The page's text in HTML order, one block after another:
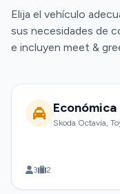
Elija el vehículo
sus necesidades de
e incluyen meet &
Económica
Skoda Octavia,
3 2